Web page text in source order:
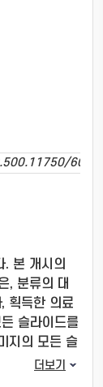
. 본 개시의
, 분류의 대
획득한 의료
슬라이드를
지의 모든 슬
는 단계와,
더보기